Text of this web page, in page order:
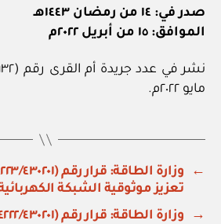
صدر في: ١٤ من رمضان ١٤٤٣هـ
الموافق: ١٥ من أبريل ٢٠٢٢م
مايو ٢٠٢٢م.
←
تعزيز موثوقية الشبكة
→